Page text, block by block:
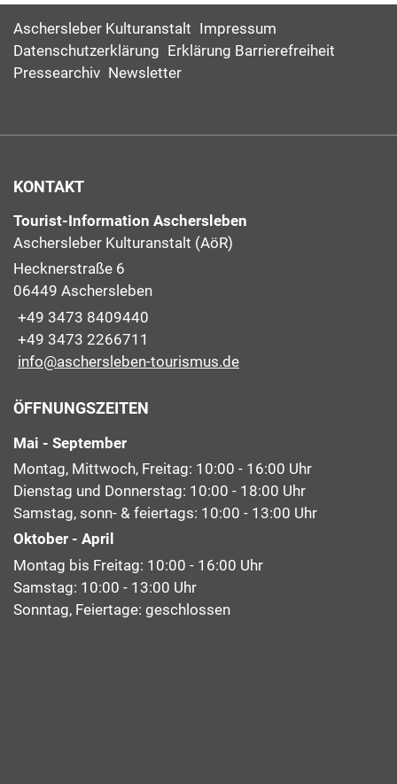
Aschersleber Kulturanstalt Impressum
Datenschutzerklärung Erklärung Barrierefreiheit
Pressearchiv Newsletter
KONTAKT
Tourist-Information Aschersleben
Aschersleber Kulturanstalt (AöR)
Hecknerstraße 6
06449 Aschersleben
+49 3473 8409440
+49 3473 2266711
info@aschersleben-tourismus.de
ÖFFNUNGSZEITEN
Mai - September
Montag, Mittwoch, Freitag: 10:00 - 16:00 Uhr
Dienstag und Donnerstag: 10:00 - 18:00 Uhr
Samstag, sonn- & feiertags: 10:00 - 13:00 Uhr
Oktober - April
Montag bis Freitag: 10:00 - 16:00 Uhr
Samstag: 10:00 - 13:00 Uhr
Sonntag, Feiertage: geschlossen